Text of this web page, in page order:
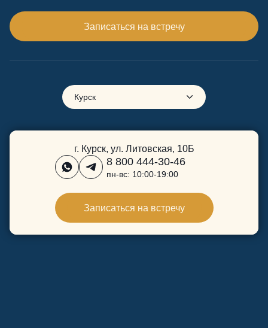
Записаться на встречу
Курск
г. Курск, ул. Литовская, 10Б
8 800 444-30-46
пн-вс: 10:00-19:00
Записаться на встречу